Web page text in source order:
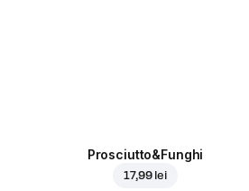
Prosciutto&Funghi
17,99 lei